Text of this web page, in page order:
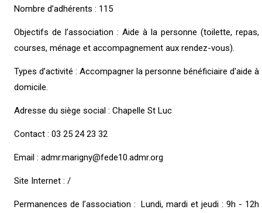
Nombre d’adhérents : 115
Objectifs de l’association : Aide à la personne (toilette, repas,
courses, ménage et accompagnement aux rendez-vous).
Types d’activité : Accompagner la personne bénéficiaire d'aide à
domicile.
Adresse du siège social : Chapelle St Luc
Contact : 03 25 24 23 32
Email : admr.marigny@fede10.admr.org
Site Internet : /
Permanences de l’association : Lundi, mardi et jeudi : 9h - 12h